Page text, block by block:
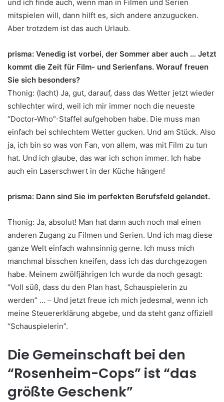
und ich finde auch, wenn man in Filmen und Serien
mitspielen will, dann hilft es, sich andere anzugucken.
Aber trotzdem ist das auch Urlaub.
prisma: Venedig ist vorbei, der Sommer aber auch … Jetzt
kommt die Zeit für Film- und Serienfans. Worauf freuen
Sie sich besonders?
Thonig: (lacht) Ja, gut, darauf, dass das Wetter jetzt wieder
schlechter wird, weil ich mir immer noch die neueste
“Doctor-Who”-Staffel aufgehoben habe. Die muss man
einfach bei schlechtem Wetter gucken. Und am Stück. Also
ja, ich bin so was von Fan, von allem, was mit Film zu tun
hat. Und ich glaube, das war ich schon immer. Ich habe
auch ein Laserschwert in der Küche hängen!
prisma: Dann sind Sie im perfekten Berufsfeld gelandet.
Thonig: Ja, absolut! Man hat dann auch noch mal einen
anderen Zugang zu Filmen und Serien. Und ich mag diese
ganze Welt einfach wahnsinnig gerne. Ich muss mich
manchmal bisschen kneifen, dass ich das durchgezogen
habe. Meinem zwölfjährigen Ich wurde da noch gesagt:
“Voll süß, dass du den Plan hast, Schauspielerin zu
werden” … – Und jetzt freue ich mich jedesmal, wenn ich
meine Steuererklärung abgebe, und da steht ganz offiziell
“Schauspielerin”.
Die Gemeinschaft bei den
“Rosenheim-Cops” ist “das
größte Geschenk”